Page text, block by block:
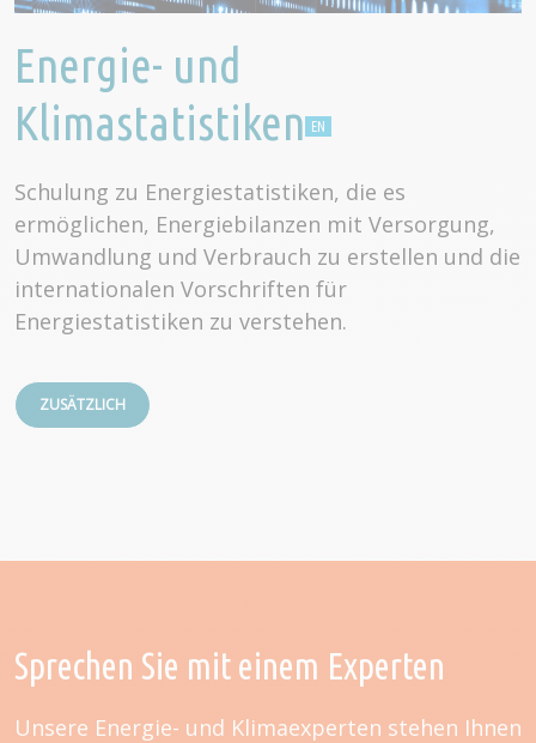
Energie- und
Klimastatistiken
Schulung zu Energiestatistiken, die es
ermöglichen, Energiebilanzen mit Versorgung,
Umwandlung und Verbrauch zu erstellen und die
internationalen Vorschriften für
Energiestatistiken zu verstehen.
ZUSÄTZLICH
Sprechen Sie mit einem Experten
Unsere Energie- und Klimaexperten stehen Ihnen